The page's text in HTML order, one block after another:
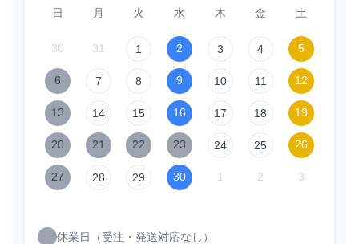
日 月 火 水 木 金 土
30 31 1 2 3 4 5
6 7 8 9 10 11 12
13 14 15 16 17 18 19
20 21 22 23 24 25 26
27 28 29 30 1 2 3
休業日（受注・発送対応なし）